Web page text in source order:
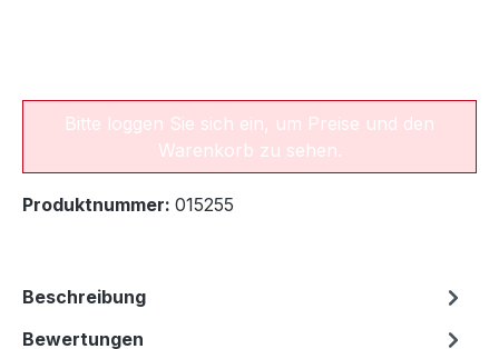
Bitte loggen Sie sich ein, um Preise und den
Warenkorb zu sehen.
Produktnummer: 015255
Beschreibung
Bewertungen